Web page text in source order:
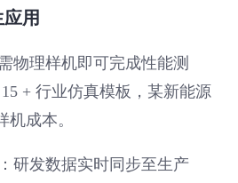
用
物理样机即可完成性能测
+ 行业仿真模板，某新能源
机成本。
：研发数据实时同步至生产